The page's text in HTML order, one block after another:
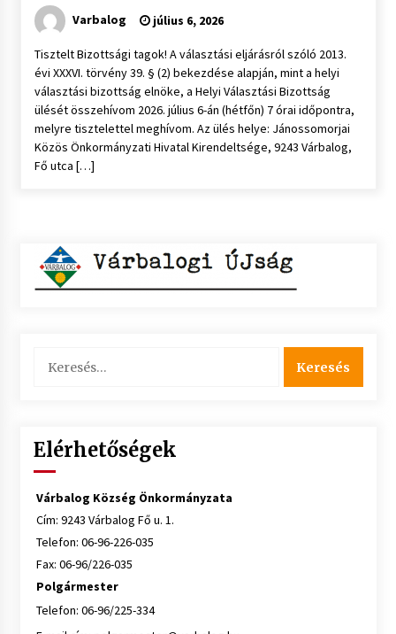
Varbalog július 6, 2026
Tisztelt Bizottsági tagok! A választási eljárásról szóló 2013.
évi XXXVI. törvény 39. § (2) bekezdése alapján, mint a helyi
választási bizottság elnöke, a Helyi Választási Bizottság
ülését összehívom 2026. július 6-án (hétfőn) 7 órai időpontra,
melyre tisztelettel meghívom. Az ülés helye: Jánossomorjai
Közös Önkormányzati Hivatal Kirendeltsége, 9243 Várbalog,
Fő utca […]
Elérhetőségek
Várbalog Község Önkormányzata
Cím: 9243 Várbalog Fő u. 1.
Telefon: 06-96-226-035
Fax: 06-96/226-035
Polgármester
Telefon: 06-96/225-334